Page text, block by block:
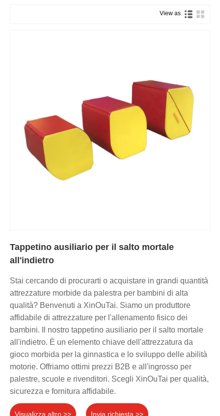
View as
Tappetino ausiliario per il salto mortale
all'indietro
Stai cercando di procurarti o acquistare in grandi quantità
attrezzature morbide da palestra per bambini di alta
qualità? Benvenuti a XinOuTai. Siamo un produttore
affidabile di attrezzature per l'allenamento fisico dei
bambini. Il nostro tappetino ausiliario per il salto mortale
all'indietro. È un elemento chiave dell'attrezzatura da
gioco morbida per la ginnastica e lo sviluppo delle abilità
motorie. Offriamo ottimi prezzi B2B e all'ingrosso per
palestre, scuole e rivenditori. Scegli XinOuTai per qualità,
sicurezza e fornitura affidabile.
Visualizza altro >> Invia richiesta >>